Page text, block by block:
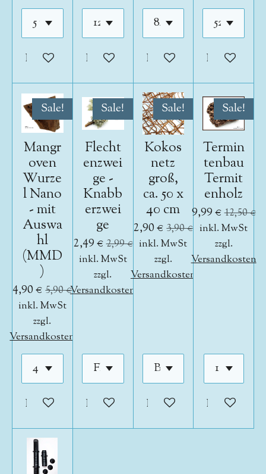
In den WarenkorbIn den WarenkorbIn den Warenkorb
In den
Sale!
Mangr
oven
Wurze
l Nano
- mit
Auswa
hl
(MMD
)
4,90 € 5,90 €
inkl. MwSt
zzgl.
Versandkosten
In den Warenkorb
Sale!
Flecht
enzwei
ge -
Knabb
erzwei
ge
2,49 €2,99 €
inkl. MwSt
zzgl.
Versandkosten
In den Warenkorb
Sale!
Kokos
netz
groß,
ca. 50 x
40 cm
2,90 € 3,90 €
inkl. MwSt
zzgl.
Versandkosten
In den Warenkorb
Sale!
Termin
tenbau
Termit
enholz
9,99 €12,50 €
inkl. MwSt
zzgl.
Versandkosten
In den